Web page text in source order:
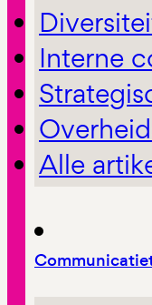
Interne
Alle